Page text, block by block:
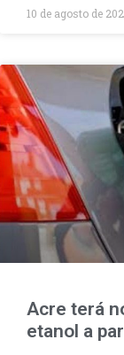
10 de agosto de
Acre terá
etanol a